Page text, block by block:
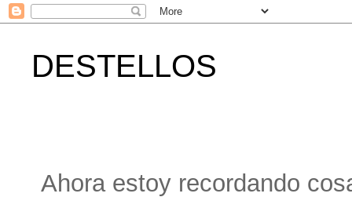
DESTELLOS
Ahora estoy recordando